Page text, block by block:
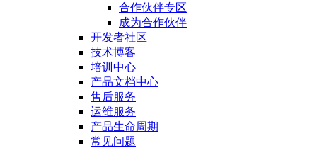
合作伙伴专区
成为合作伙伴
开发者社区
技术博客
培训中心
产品文档中心
售后服务
运维服务
产品生命周期
常见问题